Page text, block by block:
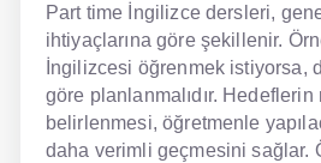
Part time İngilizce dersleri,
ihtiyaçlarına göre şekillenir.
İngilizcesi öğrenmek istiyorsa,
göre planlanmalıdır.
belirlenmesi, öğretmenle
daha verimli geçmesini sağlar.